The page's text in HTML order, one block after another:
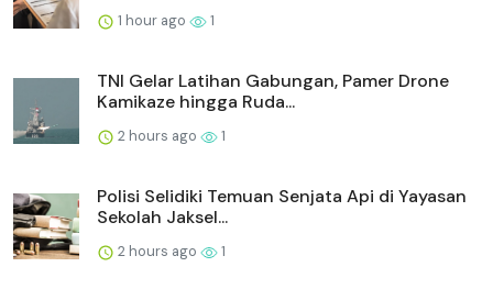
1 hour ago 1
TNI Gelar Latihan Gabungan, Pamer Drone
Kamikaze hingga Ruda...
2 hours ago 1
Polisi Selidiki Temuan Senjata Api di Yayasan
Sekolah Jaksel...
2 hours ago 1